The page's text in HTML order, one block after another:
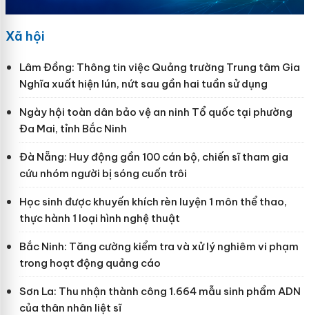
Xã hội
Lâm Đồng: Thông tin việc Quảng trường Trung tâm Gia
Nghĩa xuất hiện lún, nứt sau gần hai tuần sử dụng
Ngày hội toàn dân bảo vệ an ninh Tổ quốc tại phường
Đa Mai, tỉnh Bắc Ninh
Đà Nẵng: Huy động gần 100 cán bộ, chiến sĩ tham gia
cứu nhóm người bị sóng cuốn trôi
Học sinh được khuyến khích rèn luyện 1 môn thể thao,
thực hành 1 loại hình nghệ thuật
Bắc Ninh: Tăng cường kiểm tra và xử lý nghiêm vi phạm
trong hoạt động quảng cáo
Sơn La: Thu nhận thành công 1.664 mẫu sinh phẩm ADN
của thân nhân liệt sĩ